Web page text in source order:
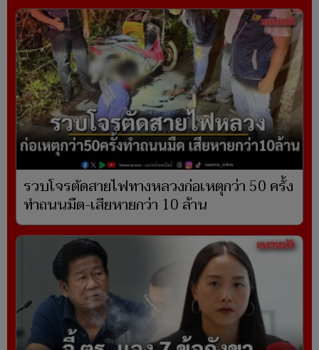
รวบโจรตัดสายไฟทางหลวงก่อเหตุกว่า 50 ครั้ง
ทำถนนมืด-เสียหายกว่า 10 ล้าน